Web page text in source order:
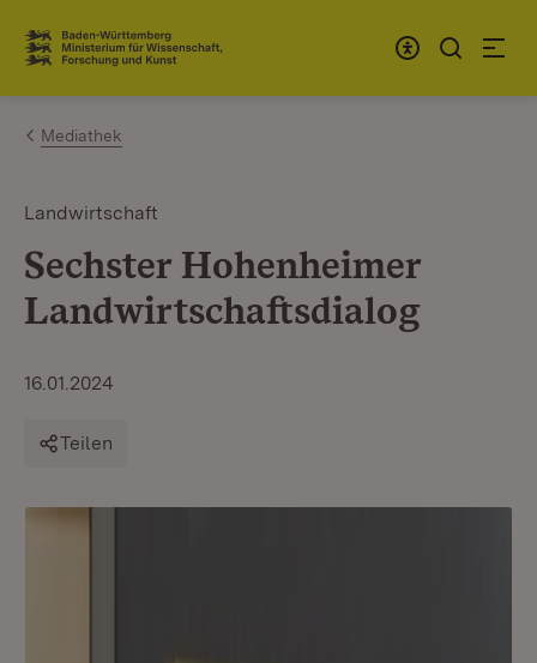
Zum Inhalt springen
Link zur Startseite
Mediathek
Landwirtschaft
Sechster Hohenheimer
Landwirtschaftsdialog
16.01.2024
Teilen